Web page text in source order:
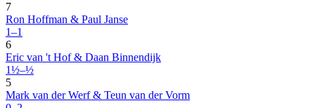
7
Ron Hoffman & Paul Janse
1–1
6
Eric van 't Hof & Daan Binnendijk
1½–½
5
Mark van der Werf & Teun van der Vorm